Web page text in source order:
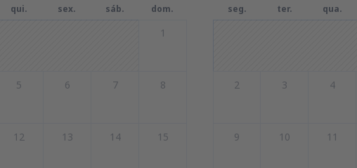
qui. sex. sáb. dom.
1
5 6 7 8
12 13 14 15
seg. ter. qua.
2 3 4
9 10 11